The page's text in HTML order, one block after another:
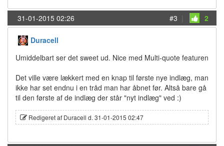
31-01-2015 02:26 #3 | 2
Duracell
Umiddelbart ser det sweet ud. Nice med Multi-quote featuren
Det ville være lækkert med en knap til første nye indlæg, man
ikke har set endnu i en tråd man har åbnet før. Altså bare gå
til den første af de indlæg der står "nyt indlæg" ved :)
Redigeret af Duracell d. 31-01-2015 02:47